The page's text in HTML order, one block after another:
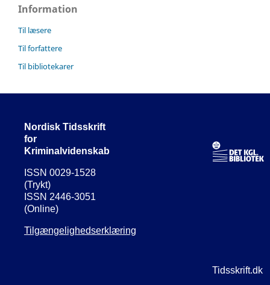
Information
Til læsere
Til forfattere
Til bibliotekarer
Nordisk Tidsskrift
for
Kriminalvidenskab
ISSN 0029-1528
(Trykt)
ISSN 2446-3051
(Online)
Tilgængelighedserklæring